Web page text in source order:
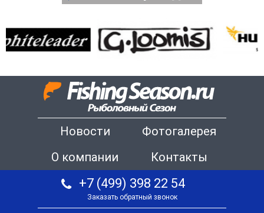
Новости
Фотогалерея
О компании
Контакты
+7 (499) 398 22 54
Заказать обратный звонок